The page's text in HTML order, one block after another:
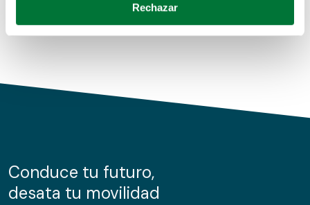
Obtenga más información sobre cómo se procesan sus
de cookies.
información sobre el uso que haga del sitio web con
nuestros partners de redes sociales, publicidad y análisis
Rechazar
Conduce tu futuro,
desata tu movilidad